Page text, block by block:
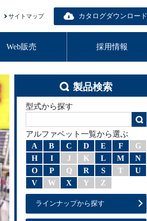
サイトマップ カタログダウンロード
Web販売 採用情報
製品検索
型式から探す
アルファベット一覧から選ぶ
A
B C D E F
G
H
I J K L M
N
O
P Q R S T
U
V
W X Y Z
ラインナップから探す